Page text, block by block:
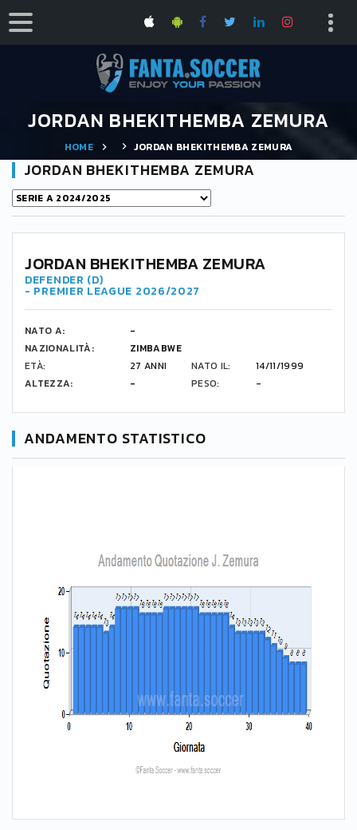
JORDAN BHEKITHEMBA ZEMURA
HOME JORDAN BHEKITHEMBA ZEMURA
JORDAN BHEKITHEMBA ZEMURA
JORDAN BHEKITHEMBA ZEMURA
DEFENDER (D)
- PREMIER LEAGUE 2026/2027
NATO A:
-
NAZIONALITÀ:
ZIMBABWE
ETÀ:
27 ANNI NATO IL:
14/11/1999
ALTEZZA:
- PESO: -
ANDAMENTO STATISTICO